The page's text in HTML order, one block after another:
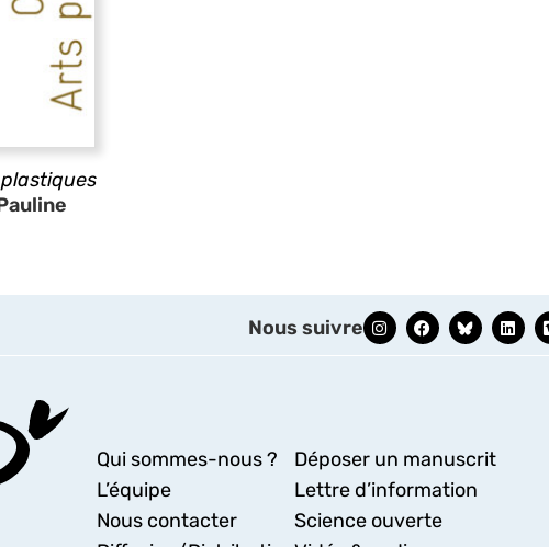
Nous suivre
Qui sommes-nous ?
L’équipe
Nous contacter
Déposer un manuscrit
Lettre d’information
Science ouverte